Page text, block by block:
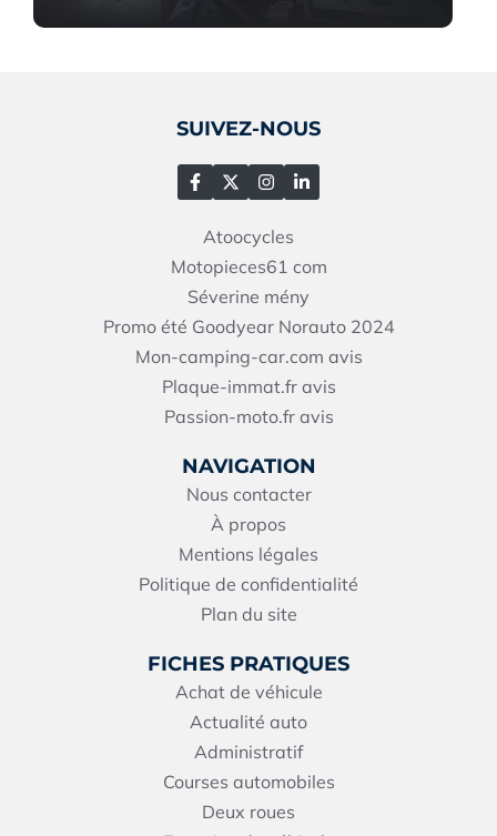
FICHES PRATIQUES
Achat de véhicule
Actualité auto
Administratif
Courses automobiles
Deux roues
NAVIGATION
Nous contacter
À propos
Mentions légales
Politique de confidentialité
Plan du site
SUIVEZ-NOUS
Atoocycles
Motopieces61 com
Séverine mény
Promo été Goodyear Norauto 2024
Mon-camping-car.com avis
Plaque-immat.fr avis
Passion-moto.fr avis